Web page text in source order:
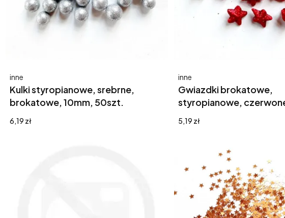
Kulki styropianowe, srebrne,
brokatowe, 10mm, 50szt.
Producent
inne
Cena
6,19 zł
Gwiazdki brokatowe,
styropianowe,
Producent
inne
Cena
5,19 zł